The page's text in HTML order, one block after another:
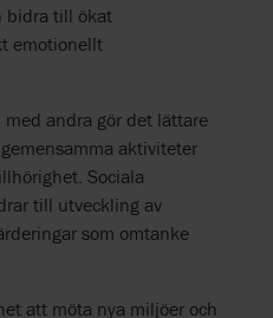
bidra till ökat
emotionellt
andra gör det lättare
aktiviteter
Sociala
till utveckling av
som omtanke
att möta nya miljöer och